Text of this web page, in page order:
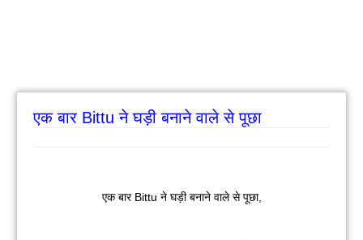
एक बार Bittu ने घड़ी बनाने वाले से पूछा
एक बार Bittu ने घड़ी बनाने वाले से पूछा,